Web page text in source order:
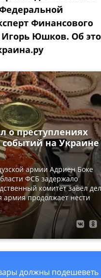
Финансового
Игорь Юшков. Об
о преступлениях
на Украине
армии Адриен Боке
ФСБ задержало
комитет завёл
армия продолжает нести
должны подешеветь